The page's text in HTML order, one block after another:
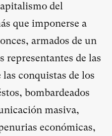
del
que imponerse a
armados de un
representantes de las
conquistas de los
bombardeados
masiva,
económicas,